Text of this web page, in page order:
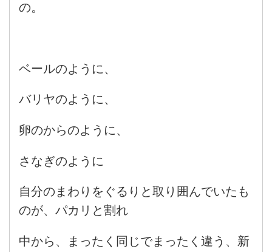
の。
ベールのように、
バリヤのように、
卵のからのように、
さなぎのように
自分のまわりをぐるりと取り囲んでいたも
のが、パカリと割れ
中から、まったく同じでまったく違う、新